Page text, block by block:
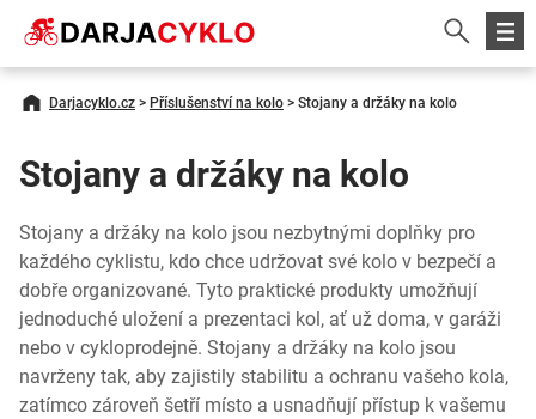
Darjacyklo.cz > Příslušenství na kolo > Stojany a držáky na kolo
Stojany a držáky na kolo
Stojany a držáky na kolo jsou nezbytnými doplňky pro
každého cyklistu, kdo chce udržovat své kolo v bezpečí a
dobře organizované. Tyto praktické produkty umožňují
jednoduché uložení a prezentaci kol, ať už doma, v garáži
nebo v cykloprodejně. Stojany a držáky na kolo jsou
navrženy tak, aby zajistily stabilitu a ochranu vašeho kola,
zatímco zároveň šetří místo a usnadňují přístup k vašemu